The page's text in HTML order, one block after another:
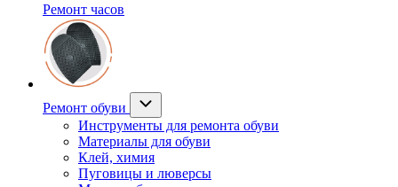
Ремонт часов
Ремонт обуви
Инструменты для ремонта обуви
Материалы для обуви
Клей, химия
Пуговицы и люверсы